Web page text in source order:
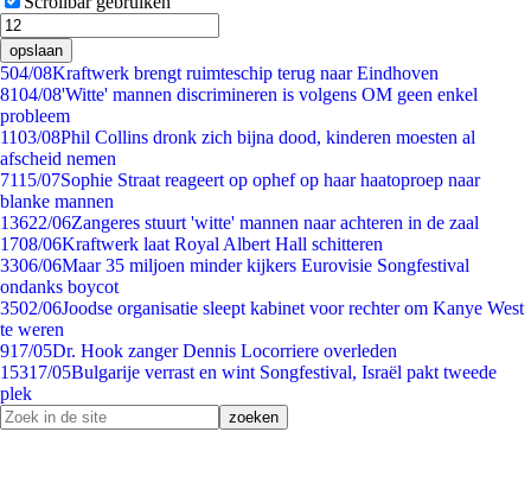
opslaan
504/08Kraftwerk brengt ruimteschip terug naar Eindhoven
8104/08'Witte' mannen discrimineren is volgens OM geen enkel
probleem
1103/08Phil Collins dronk zich bijna dood, kinderen moesten al
afscheid nemen
7115/07Sophie Straat reageert op ophef op haar haatoproep naar
blanke mannen
13622/06Zangeres stuurt 'witte' mannen naar achteren in de zaal
1708/06Kraftwerk laat Royal Albert Hall schitteren
3306/06Maar 35 miljoen minder kijkers Eurovisie Songfestival
ondanks boycot
3502/06Joodse organisatie sleept kabinet voor rechter om Kanye West
te weren
917/05Dr. Hook zanger Dennis Locorriere overleden
15317/05Bulgarije verrast en wint Songfestival, Israël pakt tweede
plek